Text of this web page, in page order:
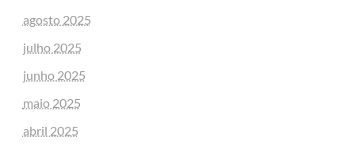
agosto 2025
julho 2025
junho 2025
maio 2025
abril 2025